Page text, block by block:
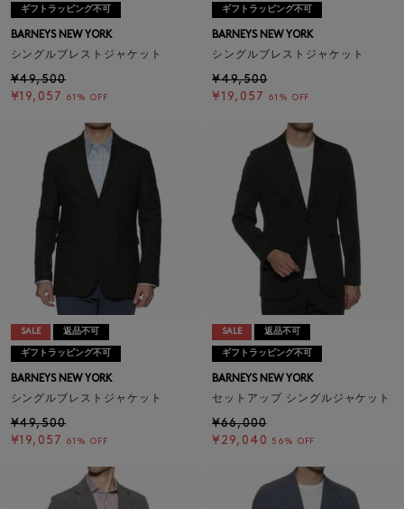
ギフトラッピング不可
BARNEYS NEW YORK
シングルブレストジャケット
¥49,500
¥19,057
61% OFF
ギフトラッピング不可
BARNEYS NEW YORK
シングルブレストジャケット
¥49,500
¥19,057
61% OFF
SALE 返品不可
ギフトラッピング不可
BARNEYS NEW YORK
シングルブレストジャケット
¥49,500
¥19,057
61% OFF
SALE 返品不可
ギフトラッピング不可
BARNEYS NEW YORK
セットアップ シングルジャケット
¥66,000
¥29,040
56% OFF